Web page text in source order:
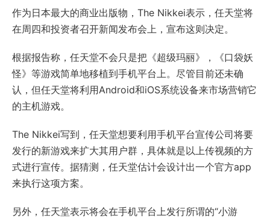
作为日本最大的商业出版物，The Nikkei表示，任天堂将
在周四和投资者召开新闻发布会上，宣布这则决定。
根据报告称，任天堂不会只是把《超级玛丽》，《口袋妖
怪》等游戏简单地移植到手机平台上。尽管目前还未确
认，但任天堂将利用Android和iOS系统设备来市场营销它
的主机游戏。
The Nikkei写到，任天堂想要利用手机平台宣传公司将要
发行的新游戏来扩大其用户群，具体就是以上传视频的方
式进行宣传。据猜测，任天堂估计会设计出一个官方app
来执行这项方案。
另外，任天堂表示将会在手机平台上发行所谓的“小游